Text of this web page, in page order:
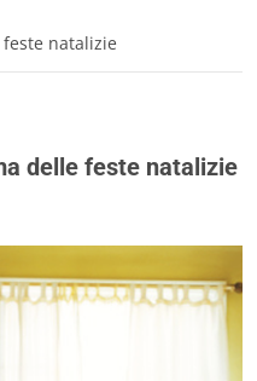
natalizie
delle feste natalizie